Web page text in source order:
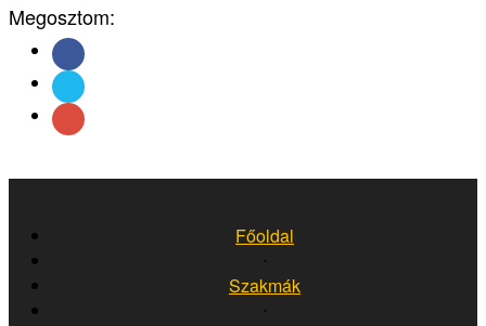
Megosztom:
Főoldal
⋅
Szakmák
⋅